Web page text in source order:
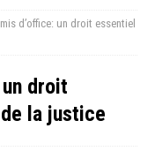
d’office: un droit essentiel
droit
la justice